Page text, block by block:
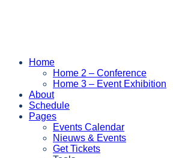
Home
Home 2 – Conference
Home 3 – Event Exhibition
About
Schedule
Pages
Events Calendar
Nieuws & Events
Get Tickets